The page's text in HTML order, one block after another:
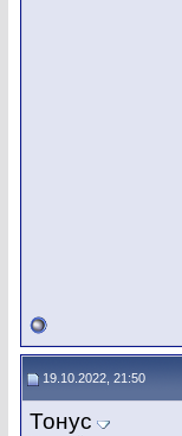
19.10.2022, 21:50
Тонус